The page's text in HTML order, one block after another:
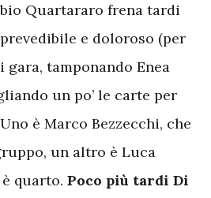
Quartararo frena tardi
e doloroso (per
tamponando Enea
un po’ le carte per
è Marco Bezzecchi, che
un altro è Luca
quarto. Poco più tardi Di